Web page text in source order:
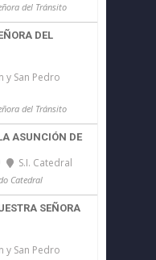
del Tránsito
DEL
y San Pedro
del Tránsito
ASUNCIÓN DE
S.I. Catedral
Catedral
SEÑORA
y San Pedro